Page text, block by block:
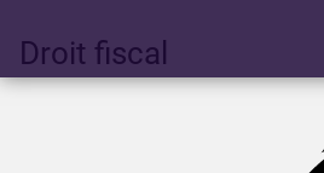
Droit fiscal